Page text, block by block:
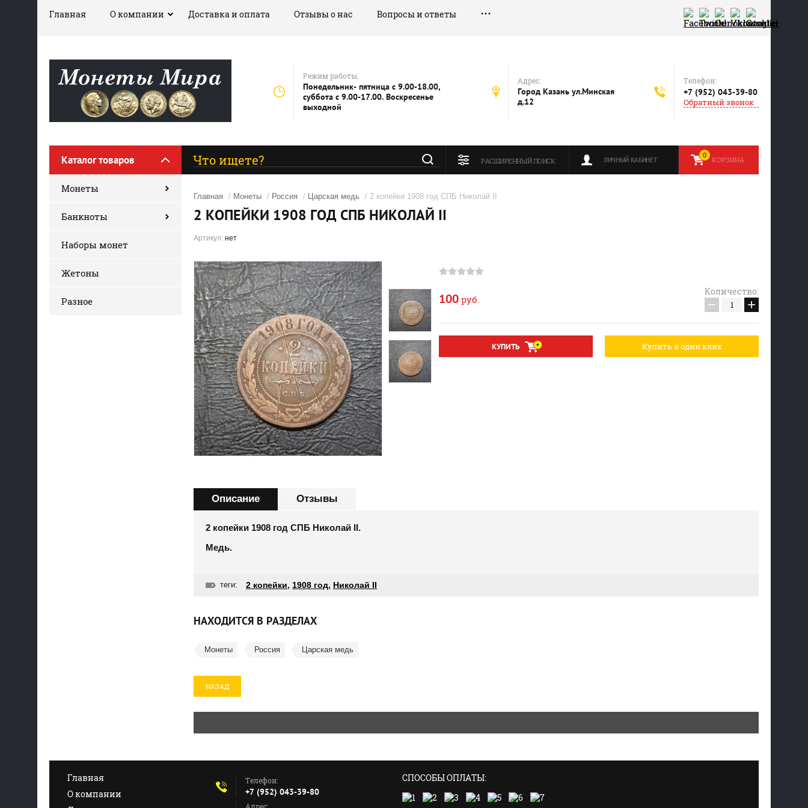
Главная О компании Доставка и оплата Отзывы о нас Вопросы и ответы
Режим работы:
Понедельник- пятница с 9.00-18.00,
суббота с 9.00-17.00. Воскресенье
выходной
Адрес:
Город Казань ул.Минская
д.12
Телефон:
+7 (952) 043-39-80
Обратный звонок
Каталог товаров КОРЗИНА
0
ЛИЧНЫЙ КАБИНЕТ
РАСШИРЕННЫЙ ПОИСК
Монеты
Банкноты
Наборы монет
Жетоны
Разное
Главная / Монеты / Россия / Царская медь / 2 копейки 1908 год СПБ Николай II
2 КОПЕЙКИ 1908 ГОД СПБ НИКОЛАЙ II
Артикул: нет
100 руб.
Количество:
− +
КУПИТЬ Купить в один клик
Описание Отзывы
2 копейки 1908 год СПБ Николай II.
Медь.
теги: 2 копейки, 1908 год, Николай II
НАХОДИТСЯ В РАЗДЕЛАХ
Монеты Россия Царская медь
НАЗАД
Главная
О компании
Телефон:
+7 (952) 043-39-80
СПОСОБЫ ОПЛАТЫ: